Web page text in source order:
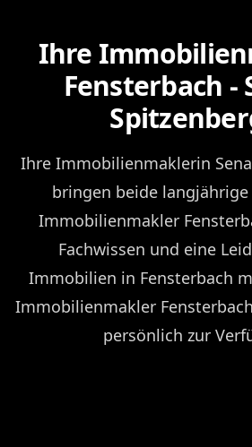
Ihre
Fensterbach -
Ihre Immobilienmaklerin
bringen beide langjährige
Immobilienmakler
Fachwissen und eine
Immobilien in Fensterbach
Immobilienmakler
persönlich zur